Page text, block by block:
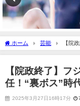
ホーム 芸能
【院
代に終止符ｗｗｗｗｗ
【院政終了】フ
任！“裏ボス”時
2025年3月27日16時17分